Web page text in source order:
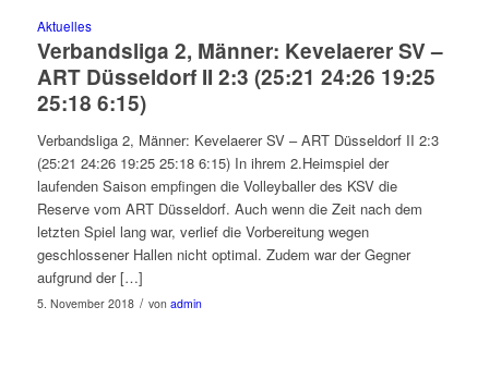
Aktuelles
Verbandsliga 2, Männer: Kevelaerer SV –
ART Düsseldorf II 2:3 (25:21 24:26 19:25
25:18 6:15)
Verbandsliga 2, Männer: Kevelaerer SV – ART Düsseldorf II 2:3
(25:21 24:26 19:25 25:18 6:15) In ihrem 2.Heimspiel der
laufenden Saison empfingen die Volleyballer des KSV die
Reserve vom ART Düsseldorf. Auch wenn die Zeit nach dem
letzten Spiel lang war, verlief die Vorbereitung wegen
geschlossener Hallen nicht optimal. Zudem war der Gegner
aufgrund der […]
5. November 2018 / von admin